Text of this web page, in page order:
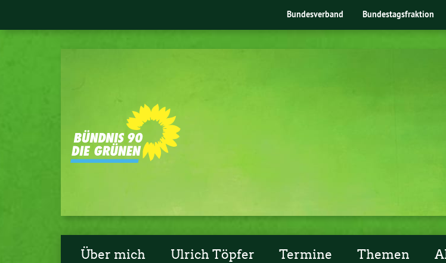
Bundesverband Bundestagsfraktion
Über mich Ulrich Töpfer Termine Themen